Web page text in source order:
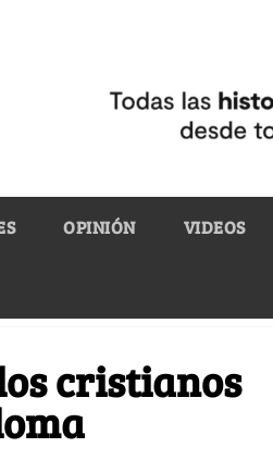
OPINIÓN VIDEOS
cristianos